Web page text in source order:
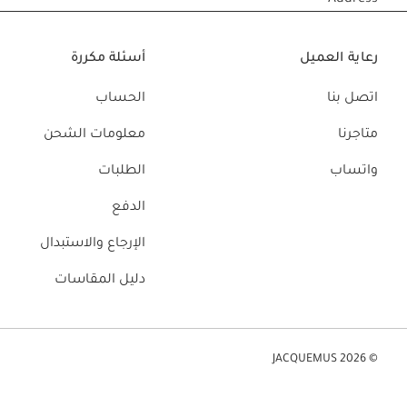
حقائب صغيرة
حقائب الكتف
سلال وحقائب حمل
رعاية العميل
اتصل بنا
متاجرنا
واتساب
أسئلة مكررة
الحساب
معلومات الشحن
الطلبات
الدفع
الإرجاع والاستبدال
دليل المقاسات
© JACQUEMUS 2026